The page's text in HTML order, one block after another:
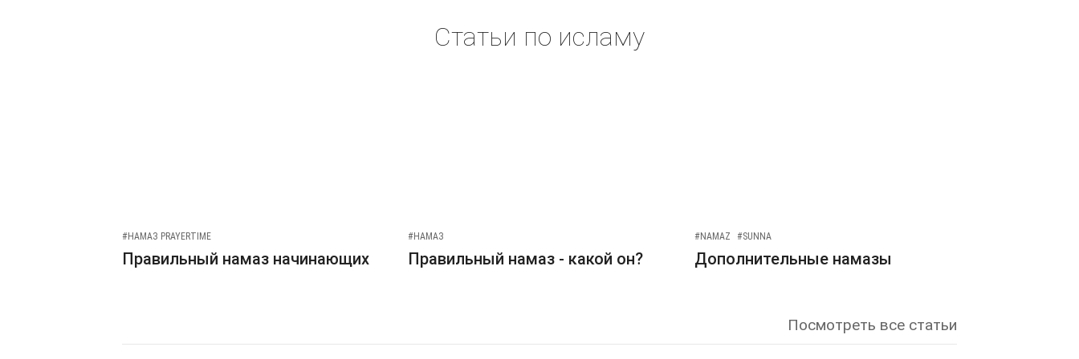
Статьи по исламу
#НАМАЗ PRAYERTIME
Правильный намаз начинающих
#НАМАЗ
Правильный намаз - какой он?
#NAMAZ #SUNNA
Дополнительные намазы
Посмотреть все статьи